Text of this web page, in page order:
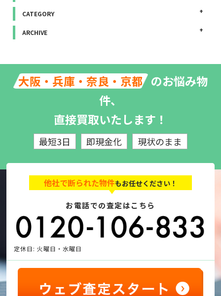
CATEGORY
ARCHIVE
大阪・兵庫・奈良・京都 のお悩み物
件、
直接買取いたします！
最短3日 即現金化 現状のまま
他社で断られた物件もお任せください！
お電話での査定はこちら
定休日: 火曜日・水曜日